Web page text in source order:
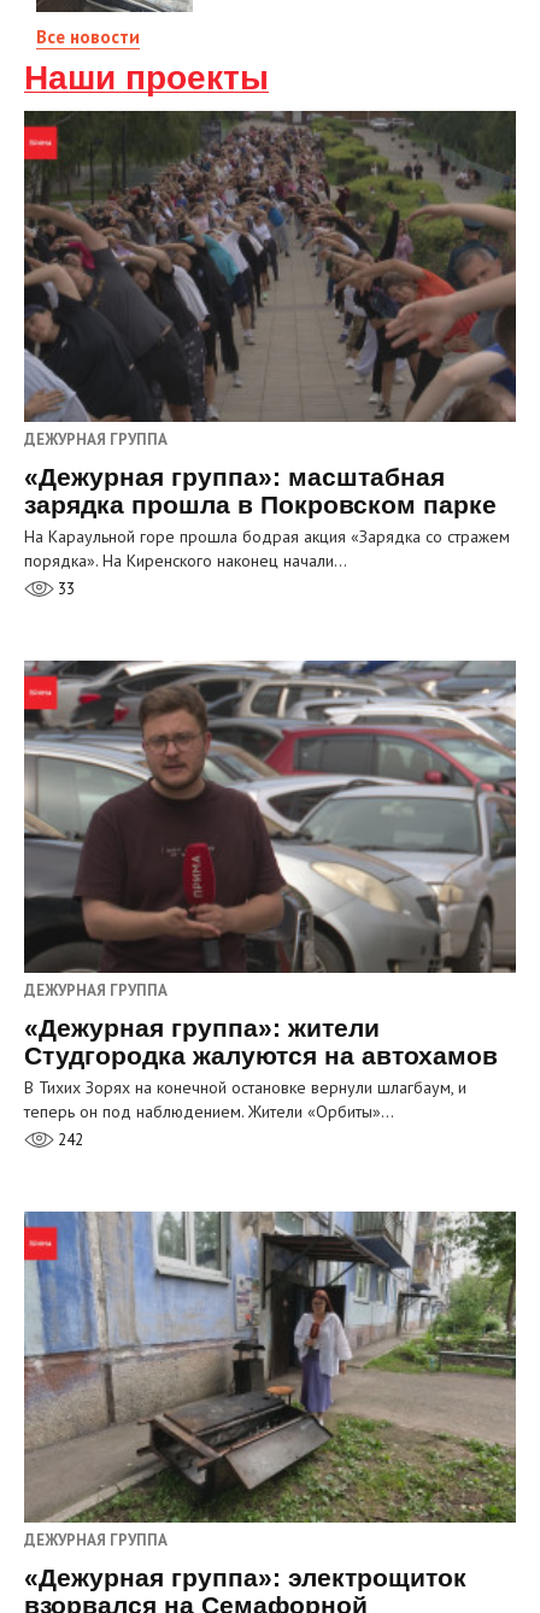
Все новости
Наши проекты
ДЕЖУРНАЯ ГРУППА
«Дежурная группа»: масштабная
зарядка прошла в Покровском парке
На Караульной горе прошла бодрая акция «Зарядка со стражем
порядка». На Киренского наконец начали…
33
ДЕЖУРНАЯ ГРУППА
«Дежурная группа»: жители
Студгородка жалуются на автохамов
В Тихих Зорях на конечной остановке вернули шлагбаум, и
теперь он под наблюдением. Жители «Орбиты»…
242
ДЕЖУРНАЯ ГРУППА
«Дежурная группа»: электрощиток
взорвался на Семафорной